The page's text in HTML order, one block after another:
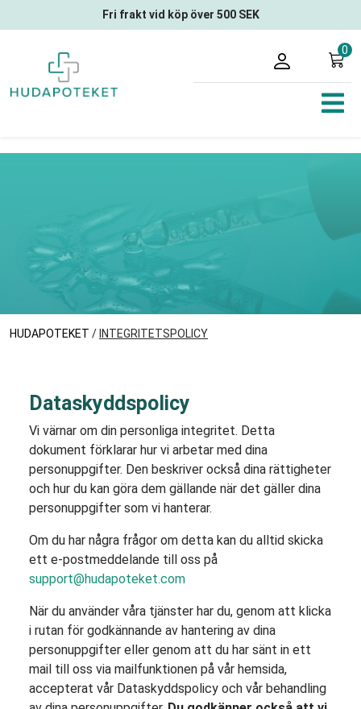
Fri frakt vid köp över 500 SEK
0
HUDAPOTEKET / INTEGRITETSPOLICY
Dataskyddspolicy
Vi värnar om din personliga integritet. Detta
dokument förklarar hur vi arbetar med dina
personuppgifter. Den beskriver också dina rättigheter
och hur du kan göra dem gällande när det gäller dina
personuppgifter som vi hanterar.
Om du har några frågor om detta kan du alltid skicka
ett e-postmeddelande till oss på
support@hudapoteket.com
När du använder våra tjänster har du, genom att klicka
i rutan för godkännande av hantering av dina
personuppgifter eller genom att du har sänt in ett
mail till oss via mailfunktionen på vår hemsida,
accepterat vår Dataskyddspolicy och vår behandling